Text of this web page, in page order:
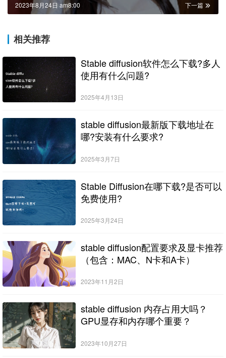
下一篇
2023年8月24日 am8:00
相关推荐
Stable diffusion软件怎么下载?多人
使用有什么问题?
2025年4月13日
stable diffusion最新版下载地址在
哪?安装有什么要求?
2025年3月7日
Stable Diffusion在哪下载?是否可以
免费使用?
2025年3月24日
stable diffusion配置要求及显卡推荐
（包含：MAC、N卡和A卡）
2023年11月2日
stable diffusion 内存占用大吗？
GPU显存和内存哪个重要？
2023年10月27日